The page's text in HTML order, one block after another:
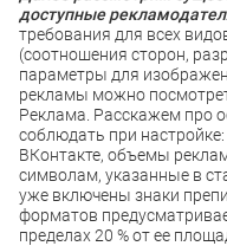
доступные
требования для всех
(соотношения сторон,
параметры для
рекламы можно
Реклама. Расскажем про
соблюдать при
ВКонтакте, объемы
символам, указанные в
уже включены знаки
форматов
пределах 20 % от ее